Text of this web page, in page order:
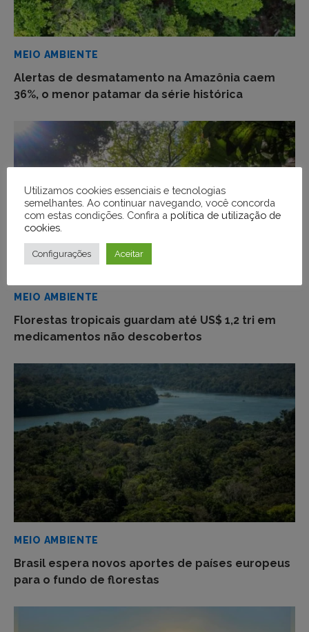
MEIO AMBIENTE
Alertas de desmatamento na Amazônia caem
36%, o menor patamar da série histórica
MEIO AMBIENTE
Florestas tropicais guardam até US$ 1,2 tri em
medicamentos não descobertos
MEIO AMBIENTE
Brasil espera novos aportes de países europeus
para o fundo de florestas
Utilizamos cookies essenciais e tecnologias
semelhantes. Ao continuar navegando, você concorda
com estas condições. Confira a política de utilização de
cookies
Configurações Aceitar